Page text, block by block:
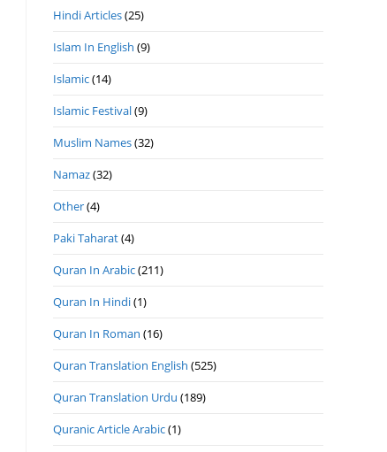
Hindi Articles(25)
Islam In English (9)
Islamic(14)
Islamic Festival(9)
Muslim Names(32)
Namaz(32)
Other(4)
Paki Taharat(4)
Quran In Arabic(211)
Quran In Hindi(1)
Quran In Roman (16)
Quran Translation English (525)
Quran Translation Urdu (189)
Quranic Article Arabic(1)